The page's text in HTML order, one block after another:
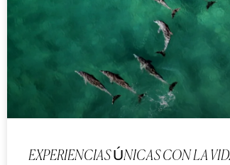
EXPERIENCIAS ÚNICAS CON LA